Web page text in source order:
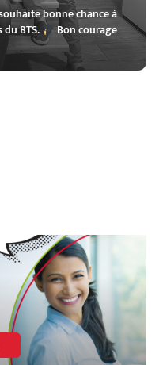
souhaite bonne chance à
BTS.
Bon courage